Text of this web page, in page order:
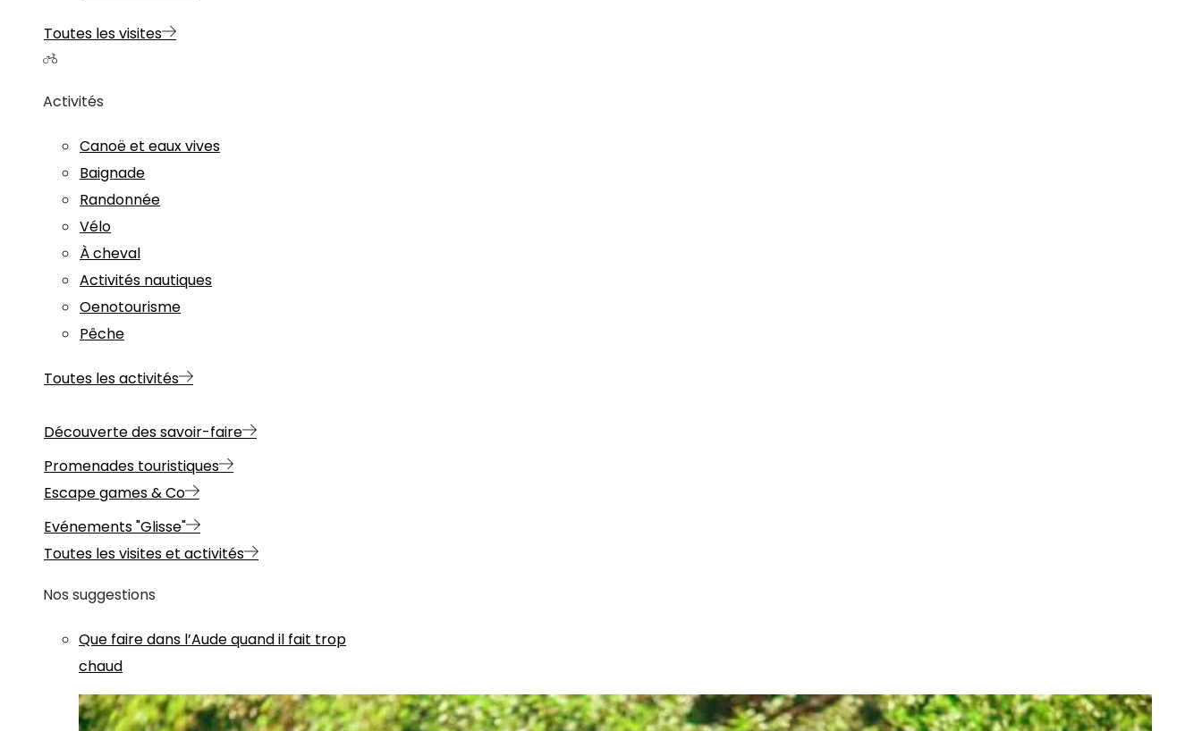
Toutes les visites
Activités
Canoë et eaux vives
Baignade
Randonnée
Vélo
À cheval
Activités nautiques
Oenotourisme
Pêche
Toutes les activités
Découverte des savoir-faire
Promenades touristiques
Escape games & Co
Evénements "Glisse"
Toutes les visites et activités
Nos suggestions
Que faire dans l’Aude quand il fait trop
chaud